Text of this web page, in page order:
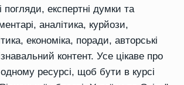
погляди, експертні думки та
аналітика, курйози,
економіка, поради, авторські
контент. Усе цікаве про
ресурсі, щоб бути в курсі